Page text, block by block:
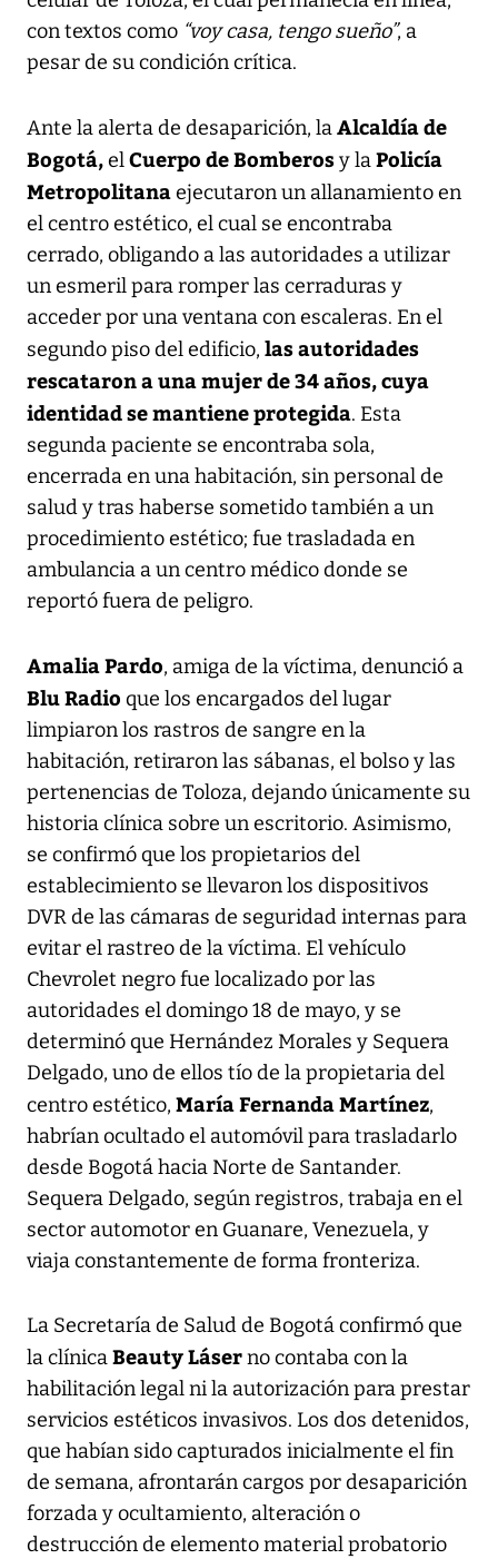
con textos como “voy casa, tengo sueño”, a
pesar de su condición crítica.
Ante la alerta de desaparición, laAlcaldía de
Bogotá,elCuerpo de Bomberosy laPolicía
Metropolitanaejecutaron un allanamiento en
el centro estético, el cual se encontraba
cerrado, obligando a las autoridades a utilizar
un esmeril para romper las cerraduras y
acceder por una ventana con escaleras. En el
segundo piso del edificio, las autoridades
rescataron a una mujer de 34 años, cuya
identidad se mantiene protegida. Esta
segunda paciente se encontraba sola,
encerrada en una habitación, sin personal de
salud y tras haberse sometido también a un
procedimiento estético; fue trasladada en
ambulancia a un centro médico donde se
reportó fuera de peligro.
Amalia Pardo, amiga de la víctima, denunció a
Blu Radio que los encargados del lugar
limpiaron los rastros de sangre en la
habitación, retiraron las sábanas, el bolso y las
pertenencias de Toloza, dejando únicamente su
historia clínica sobre un escritorio. Asimismo,
se confirmó que los propietarios del
establecimiento se llevaron los dispositivos
DVR de las cámaras de seguridad internas para
evitar el rastreo de la víctima. El vehículo
Chevrolet negro fue localizado por las
autoridades el domingo 18 de mayo, y se
determinó que Hernández Morales y Sequera
Delgado, uno de ellos tío de la propietaria del
centro estético, María Fernanda Martínez,
habrían ocultado el automóvil para trasladarlo
desde Bogotá hacia Norte de Santander.
Sequera Delgado, según registros, trabaja en el
sector automotor en Guanare, Venezuela, y
viaja constantemente de forma fronteriza.
La Secretaría de Salud de Bogotá confirmó que
la clínicaBeauty Láserno contaba con la
habilitación legal ni la autorización para prestar
servicios estéticos invasivos. Los dos detenidos,
que habían sido capturados inicialmente el fin
de semana, afrontarán cargos por desaparición
forzada y ocultamiento, alteración o
destrucción de elemento material probatorio